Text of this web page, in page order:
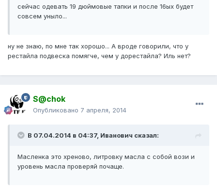
сейчас одевать 19 дюймовые тапки и после 16ых будет
совсем уныло...
ну не знаю, по мне так хорошо... А вроде говорили, что у
рестайла подвеска помягче, чем у дорестайла? Иль нет?
S@chok
Опубликовано 7 апреля, 2014
В 07.04.2014 в 04:37, Иванович сказал:
Масленка это хреново, литровку масла с собой вози и
уровень масла проверяй почаще.